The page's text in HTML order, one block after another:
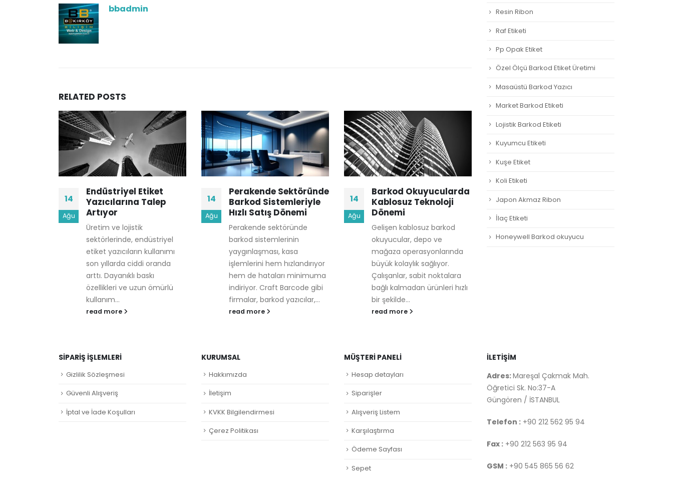
bbadmin
RELATED POSTS
14
Ağu
Endüstriyel Etiket
Yazıcılarına Talep
Artıyor
Üretim ve lojistik
sektörlerinde, endüstriyel
etiket yazıcıların kullanımı
son yıllarda ciddi oranda
arttı. Dayanıklı baskı
özellikleri ve uzun ömürlü
kullanım...
read more
14
Ağu
Perakende Sektöründe
Barkod Sistemleriyle
Hızlı Satış Dönemi
Perakende sektöründe
barkod sistemlerinin
yaygınlaşması, kasa
işlemlerini hem hızlandırıyor
hem de hataları minimuma
indiriyor. Craft Barcode gibi
firmalar, barkod yazıcılar,...
read more
14
Ağu
Barkod Okuyucularda
Kablosuz Teknoloji
Dönemi
Gelişen kablosuz barkod
okuyucular, depo ve
mağaza operasyonlarında
büyük kolaylık sağlıyor.
Çalışanlar, sabit noktalara
bağlı kalmadan ürünleri hızlı
bir şekilde...
read more
14
Ağu
Yazıcılarına Talep
sektörlerinde, endüstriyel
Resin Ribon
Raf Etiketi
Pp Opak Etiket
Özel Ölçü Barkod Etiket Üretimi
Masaüstü Barkod Yazıcı
Market Barkod Etiketi
Lojistik Barkod Etiketi
Kuyumcu Etiketi
Kuşe Etiket
Koli Etiketi
Japon Akmaz Ribon
İlaç Etiketi
Honeywell Barkod okuyucu
SIPARIŞ İŞLEMLERI
Gizlilik Sözleşmesi
Güvenli Alışveriş
İptal ve İade Koşulları
KURUMSAL
Hakkımızda
İletişim
KVKK Bilgilendirmesi
Çerez Politikası
MÜŞTERI PANELI
Hesap detayları
Siparişler
Alışveriş Listem
Karşılaştırma
Ödeme Sayfası
Sepet
İLETİŞİM
Adres:Mareşal Çakmak Mah.
Öğretici Sk. No:37-A
Güngören / İSTANBUL
Telefon : +90 212 562 95 94
Fax : +90 212 563 95 94
GSM : +90 545 865 56 62